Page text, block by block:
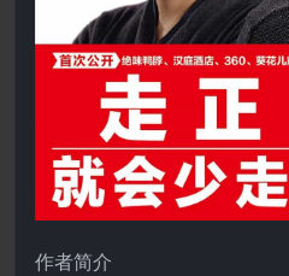
作者简介